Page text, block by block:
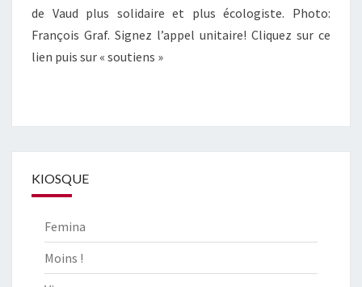
de Vaud plus solidaire et plus écologiste. Photo:
François Graf. Signez l’appel unitaire! Cliquez sur ce
lien puis sur « soutiens »
KIOSQUE
Femina
Moins !